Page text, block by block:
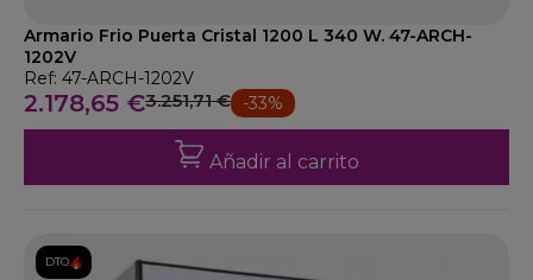
Armario Frio Puerta Cristal 1200 L 340 W. 47-ARCH-
1202V
Ref: 47-ARCH-1202V
2.178,65 €3.251,71 € -33%
Añadir al carrito
DTO.